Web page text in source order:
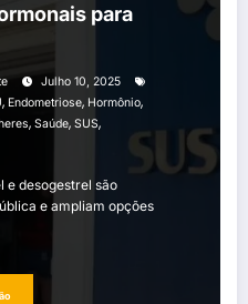
para
Julho 10, 2025
, Endometriose, Hormônio,
, Saúde, SUS,
e desogestrel são
e ampliam opções